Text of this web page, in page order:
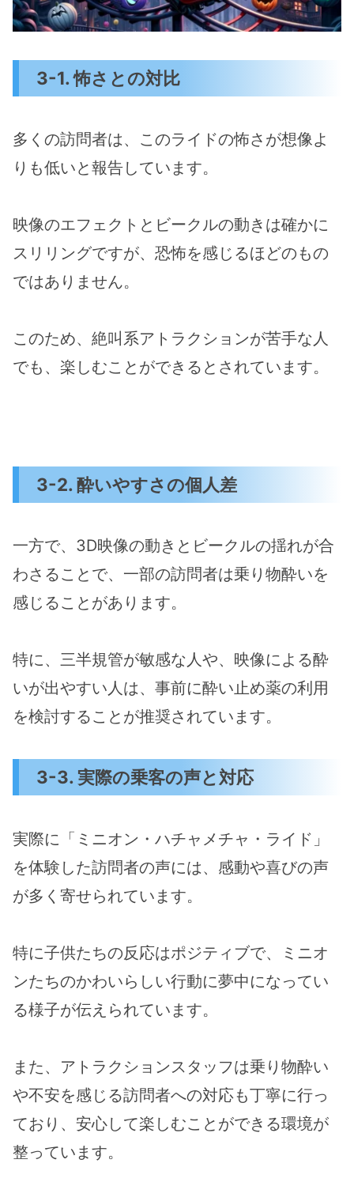
3-1. 怖さとの対比
多くの訪問者は、このライドの怖さが想像よ
りも低いと報告しています。
映像のエフェクトとビークルの動きは確かに
スリリングですが、恐怖を感じるほどのもの
ではありません。
このため、絶叫系アトラクションが苦手な人
でも、楽しむことができるとされています。
3-2. 酔いやすさの個人差
一方で、3D映像の動きとビークルの揺れが合
わさることで、一部の訪問者は乗り物酔いを
感じることがあります。
特に、三半規管が敏感な人や、映像による酔
いが出やすい人は、事前に酔い止め薬の利用
を検討することが推奨されています。
3-3. 実際の乗客の声と対応
実際に「ミニオン・ハチャメチャ・ライド」
を体験した訪問者の声には、感動や喜びの声
が多く寄せられています。
特に子供たちの反応はポジティブで、ミニオ
ンたちのかわいらしい行動に夢中になってい
る様子が伝えられています。
また、アトラクションスタッフは乗り物酔い
や不安を感じる訪問者への対応も丁寧に行っ
ており、安心して楽しむことができる環境が
整っています。